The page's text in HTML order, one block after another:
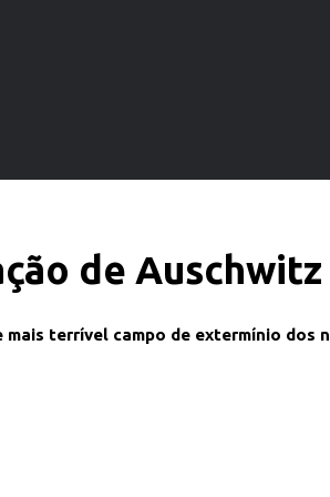
de Auschwitz
terrível campo de extermínio dos